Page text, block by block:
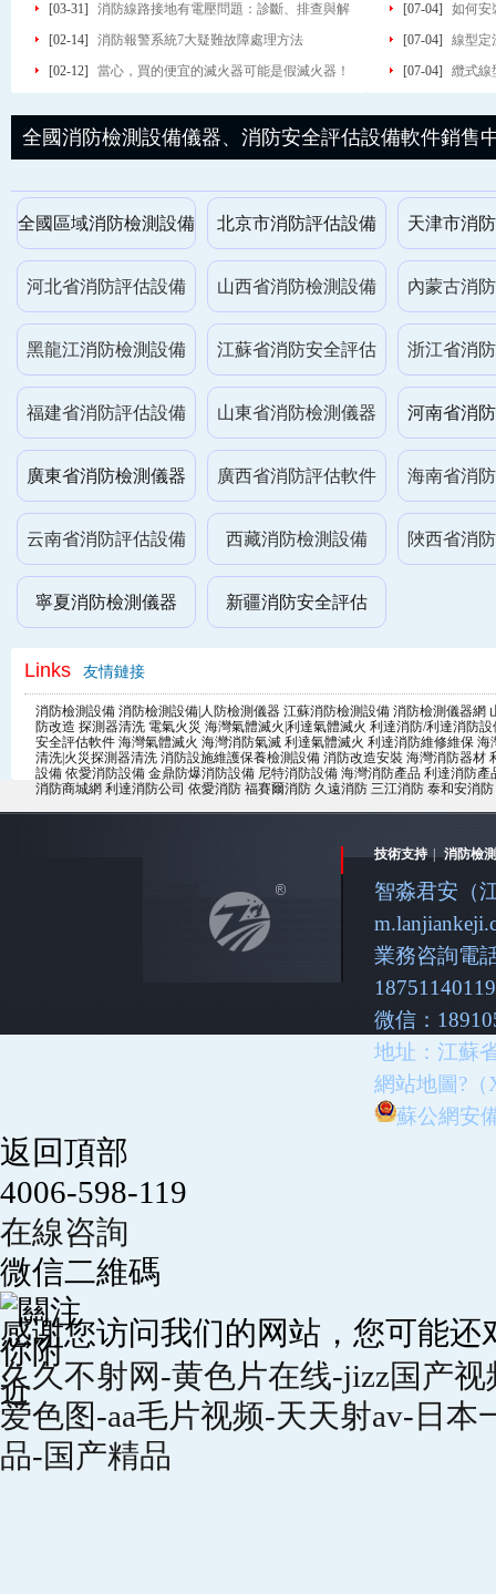
[03-31]
消防線路接地有電壓問題：診斷、排查與解
決方案
[02-14]
消防報警系統7大疑難故障處理方法
[02-12]
當心，買的便宜的滅火器可能是假滅火器！
[07-04]
如何安
[07-04]
線型定
使用
[07-04] 纜式線
全國消防檢測設備儀器、消防安全評估設備軟件銷售
全國區域消防檢測設備 北京市消防評估設備 天津市消
河北省消防評估設備 山西省消防檢測設備 內蒙古消
黑龍江消防檢測設備 江蘇省消防安全評估 浙江省消
福建省消防評估設備 山東省消防檢測儀器 河南省消
廣東省消防檢測儀器 廣西省消防評估軟件 海南省消
云南省消防評估設備 西藏消防檢測設備 陜西省消
寧夏消防檢測儀器 新疆消防安全評估
Links 友情鏈接
消防檢測設備 消防檢測設備|人防檢測儀器 江蘇消防檢測設備 消防檢測儀器網
防改造 探測器清洗 電氣火災 海灣氣體滅火|利達氣體滅火 利達消防/利達消防設
安全評估軟件 海灣氣體滅火 海灣消防氣滅 利達氣體滅火 利達消防維修維保 海
清洗|火災探測器清洗 消防設施維護保養檢測設備 消防改造安裝 海灣消防器材
設備 依愛消防設備 金鼎防爆消防設備 尼特消防設備 海灣消防產品 利達消防產
消防商城網 利達消防公司 依愛消防 福賽爾消防 久遠消防 三江消防 泰和安消防
技術支持 | 消防檢測
智淼君安（
業務咨詢電
18751140119
微信：
地址：江蘇
網站地圖?（
蘇公網安
返回頂部
4006-598-119
在線咨詢
微信二維碼
感谢您访问我们的网站，您可能还
久久不射网-黄色片在线-jizz国产
爱色图-aa毛片视频-天天射av-日
品-国产精品